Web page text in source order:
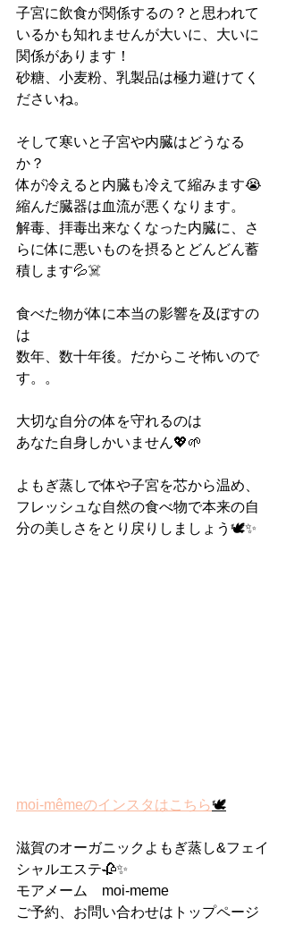
子宮に飲食が関係するの？と思われて
いるかも知れませんが大いに、大いに
関係があります！
砂糖、小麦粉、乳製品は極力避けてく
ださいね。
そして寒いと子宮や内臓はどうなる
か？
体が冷えると内臓も冷えて縮みます😭
縮んだ臓器は血流が悪くなります。
解毒、拝毒出来なくなった内臓に、さ
らに体に悪いものを摂るとどんどん蓄
積します💦☠️
食べた物が体に本当の影響を及ぼすの
は
数年、数十年後。だからこそ怖いので
す。。
大切な自分の体を守れるのは
あなた自身しかいません💖🌱
よもぎ蒸しで体や子宮を芯から温め、
フレッシュな自然の食べ物で本来の自
分の美しさをとり戻りしましょう🕊️✨
moi-mêmeのインスタはこちら🕊
滋賀のオーガニックよもぎ蒸し&フェイ
シャルエステ🥀✨
モアメーム　moi-meme
ご予約、お問い合わせはトップページ